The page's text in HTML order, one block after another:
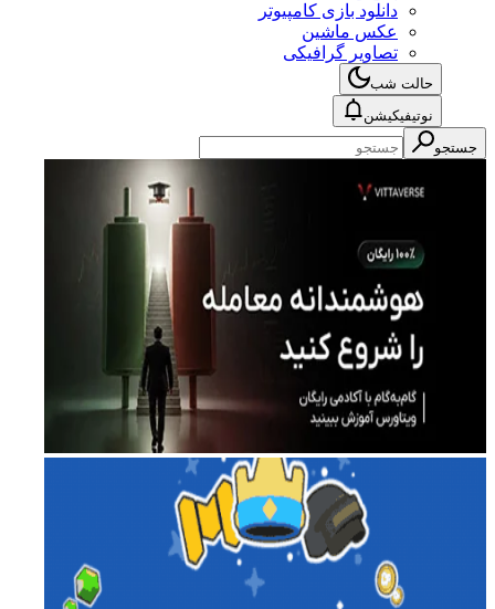
دانلود بازی کامپیوتر
عکس ماشین
تصاویر گرافیکی
حالت شب
نوتیفیکیشن
جستجو